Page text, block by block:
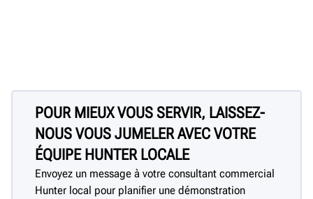
POUR MIEUX VOUS SERVIR, LAISSEZ-
NOUS VOUS JUMELER AVEC VOTRE
ÉQUIPE HUNTER LOCALE
Envoyez un message à votre consultant commercial
Hunter local pour planifier une démonstration